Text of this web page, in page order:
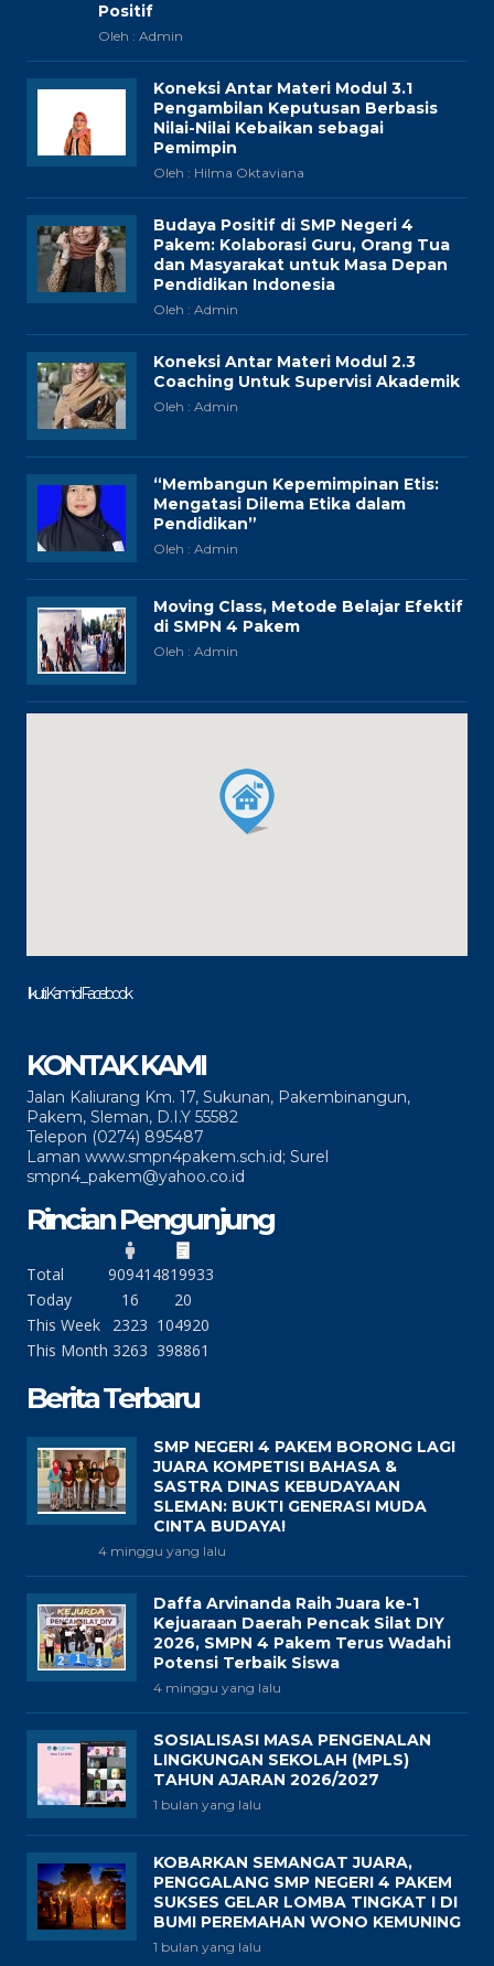
Positif
Oleh : Admin
Koneksi Antar Materi Modul 3.1
Pengambilan Keputusan Berbasis
Nilai-Nilai Kebaikan sebagai
Pemimpin
Oleh : Hilma Oktaviana
Budaya Positif di SMP Negeri 4
Pakem: Kolaborasi Guru, Orang Tua
dan Masyarakat untuk Masa Depan
Pendidikan Indonesia
Oleh : Admin
Koneksi Antar Materi Modul 2.3
Coaching Untuk Supervisi Akademik
Oleh : Admin
“Membangun Kepemimpinan Etis:
Mengatasi Dilema Etika dalam
Pendidikan”
Oleh : Admin
Moving Class, Metode Belajar Efektif
di SMPN 4 Pakem
Oleh : Admin
Ikuti Kami di Facebook
KONTAK KAMI
Jalan Kaliurang Km. 17, Sukunan, Pakembinangun,
Pakem, Sleman, D.I.Y 55582
Telepon (0274) 895487
Laman www.smpn4pakem.sch.id; Surel
smpn4_pakem@yahoo.co.id
Rincian Pengunjung
Total 90941 4819933
Today
16
20
This Week
2323 104920
This Month 3263 398861
Berita Terbaru
SMP NEGERI 4 PAKEM BORONG LAGI
JUARA KOMPETISI BAHASA &
SASTRA DINAS KEBUDAYAAN
SLEMAN: BUKTI GENERASI MUDA
CINTA BUDAYA!
4 minggu yang lalu
Daffa Arvinanda Raih Juara ke-1
Kejuaraan Daerah Pencak Silat DIY
2026, SMPN 4 Pakem Terus Wadahi
Potensi Terbaik Siswa
4 minggu yang lalu
SOSIALISASI MASA PENGENALAN
LINGKUNGAN SEKOLAH (MPLS)
TAHUN AJARAN 2026/2027
1 bulan yang lalu
KOBARKAN SEMANGAT JUARA,
PENGGALANG SMP NEGERI 4 PAKEM
SUKSES GELAR LOMBA TINGKAT I DI
BUMI PEREMAHAN WONO KEMUNING
1 bulan yang lalu